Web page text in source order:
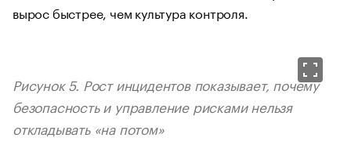
вырос быстрее, чем культура контроля.
Рисунок 5. Рост инцидентов показывает, почему
безопасность и управление рисками нельзя
откладывать «на потом»